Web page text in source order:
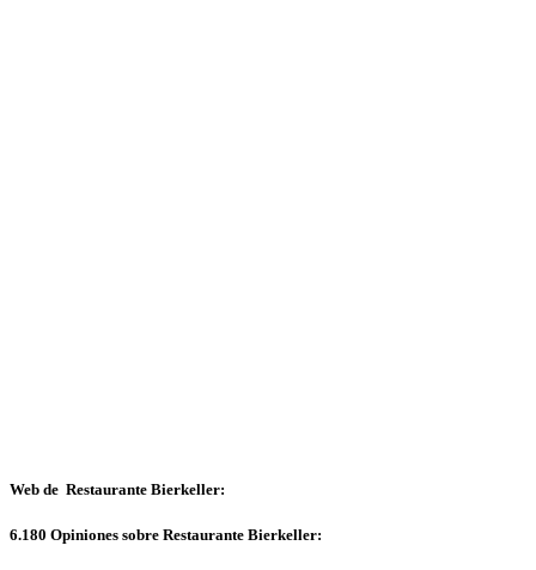
Web de Restaurante Bierkeller:
6.180 Opiniones sobre Restaurante Bierkeller: